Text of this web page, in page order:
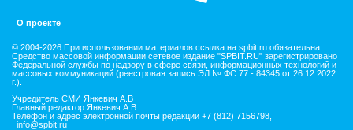
О проекте
© 2004-2026 При использовании материалов ссылка на spbit.ru обязательна
Средство массовой информации сетевое издание "SPBIT.RU" зарегистрировано
Федеральной службы по надзору в сфере связи, информационных технологий и
массовых коммуникаций (реестровая запись ЭЛ № ФС 77 - 84345 от 26.12.2022
г.).
Учредитель СМИ Янкевич А.В
Главный редактор Янкевич А.В
Телефон и адрес электронной почты редакции +7 (812) 7156798,
info@spbit.ru